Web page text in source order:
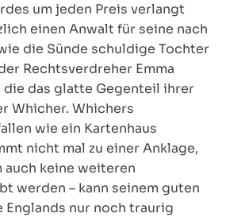
um jeden Preis verlangt
einen Anwalt für seine nach
die Sünde schuldige Tochter
Rechtsverdreher Emma
das glatte Gegenteil ihrer
Whicher. Whichers
wie ein Kartenhaus
nicht mal zu einer Anklage,
auch keine weiteren
werden – kann seinem guten
Englands nur noch traurig